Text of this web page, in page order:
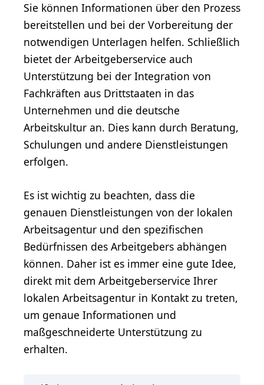
Sie können Informationen über den Prozess
bereitstellen und bei der Vorbereitung der
notwendigen Unterlagen helfen. Schließlich
bietet der Arbeitgeberservice auch
Unterstützung bei der Integration von
Fachkräften aus Drittstaaten in das
Unternehmen und die deutsche
Arbeitskultur an. Dies kann durch Beratung,
Schulungen und andere Dienstleistungen
erfolgen.
Es ist wichtig zu beachten, dass die
genauen Dienstleistungen von der lokalen
Arbeitsagentur und den spezifischen
Bedürfnissen des Arbeitgebers abhängen
können. Daher ist es immer eine gute Idee,
direkt mit dem Arbeitgeberservice Ihrer
lokalen Arbeitsagentur in Kontakt zu treten,
um genaue Informationen und
maßgeschneiderte Unterstützung zu
erhalten.